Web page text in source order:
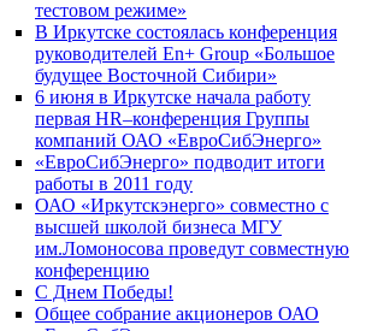
тестовом режиме»
В Иркутске состоялась конференция
руководителей En+ Group «Большое
будущее Восточной Сибири»
6 июня в Иркутске начала работу
первая HR–конференция Группы
компаний ОАО «ЕвроСибЭнерго»
«ЕвроСибЭнерго» подводит итоги
работы в 2011 году
ОАО «Иркутскэнерго» совместно с
высшей школой бизнеса МГУ
им.Ломоносова проведут совместную
конференцию
С Днем Победы!
Общее собрание акционеров ОАО